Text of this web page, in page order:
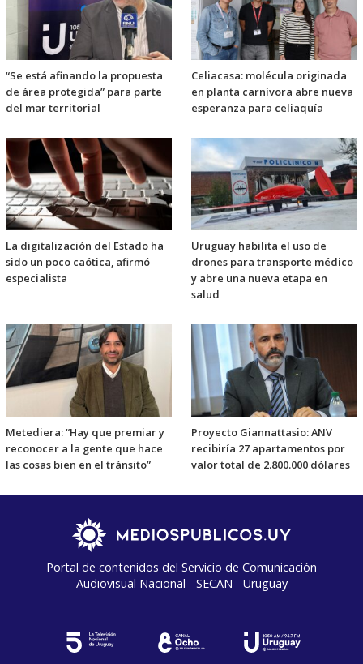
“Se está afinando la propuesta
de área protegida” para parte
del mar territorial
Celiacasa: molécula originada
en planta carnívora abre nueva
esperanza para celiaquía
La digitalización del Estado ha
sido un poco caótica, afirmó
especialista
Uruguay habilita el uso de
drones para transporte médico
y abre una nueva etapa en
salud
Metediera: “Hay que premiar y
reconocer a la gente que hace
las cosas bien en el tránsito”
Proyecto Giannattasio: ANV
recibiría 27 apartamentos por
valor total de 2.800.000 dólares
Portal de contenidos del Servicio de Comunicación
Audiovisual Nacional - SECAN - Uruguay